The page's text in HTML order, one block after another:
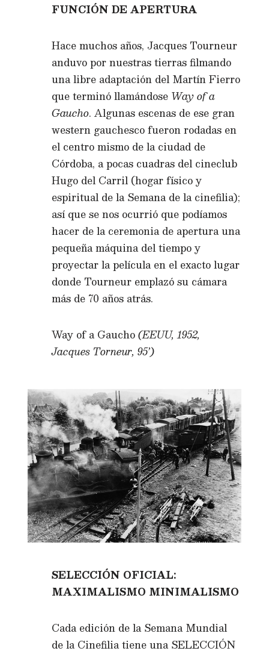
FUNCIÓN DE APERTURA
Hace muchos años, Jacques Tourneur
anduvo por nuestras tierras filmando
una libre adaptación del Martín Fierro
que terminó llamándose Way of a
Gaucho. Algunas escenas de ese gran
western gauchesco fueron rodadas en
el centro mismo de la ciudad de
Córdoba, a pocas cuadras del cineclub
Hugo del Carril (hogar físico y
espiritual de la Semana de la cinefilia);
así que se nos ocurrió que podíamos
hacer de la ceremonia de apertura una
pequeña máquina del tiempo y
proyectar la película en el exacto lugar
donde Tourneur emplazó su cámara
más de 70 años atrás.
Way of a Gaucho(EEUU, 1952,
Jacques Torneur, 95’)
SELECCIÓN OFICIAL:
MAXIMALISMO MINIMALISMO
Cada edición de la Semana Mundial
de la Cinefilia tiene una SELECCIÓN